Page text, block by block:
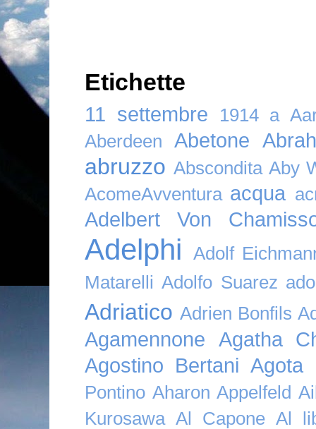
Etichette
11 settembre 1914 a
Aberdeen
Abetone
abruzzo Abscondita Aby
AcomeAvventura acqua
Adelbert Von
Adelphi
Adolf
Matarelli Adolfo Suarez
Adriatico Adrien Bonfils
Agamennone
Agatha
Agostino Bertani Agota
Pontino Aharon Appelfeld
Kurosawa Al Capone Al